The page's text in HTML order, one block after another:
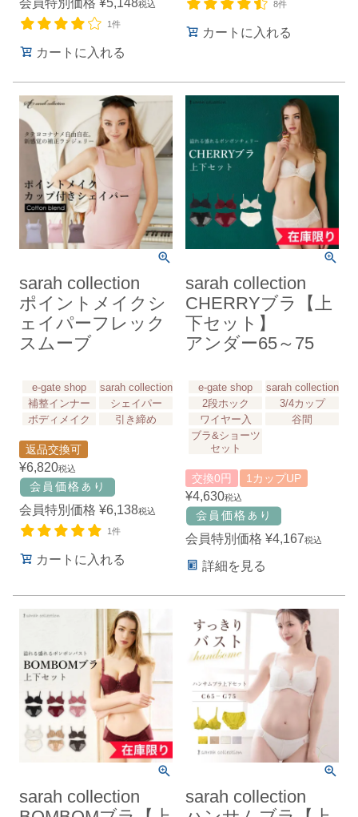
会員特別価格 ¥5,148税込
1件
カートに入れる
8件
カートに入れる
sarah collection
ポイントメイクシ
ェイパーフレック
スムーブ
e-gate shop
sarah collection
補整インナー
シェイパー
ボディメイク
引き締め
返品交換可
¥6,820税込
会員特別価格 ¥6,138税込
1件
カートに入れる
sarah collection
CHERRYブラ【上
下セット】
アンダー65～75
e-gate shop
sarah collection
2段ホック
3/4カップ
ワイヤー入
谷間
ブラ&ショーツ
セット
交換0円 1カップUP
¥4,630税込
会員特別価格 ¥4,167税込
詳細を見る
sarah collection
sarah collection